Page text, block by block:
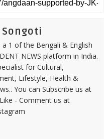
a 1 of the Bengali & English
NEWS platform in India.
for Cultural,
Lifestyle, Health &
You can Subscribe us at
- Comment us at